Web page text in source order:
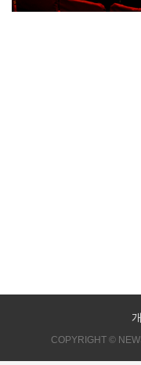
COPYRIGHT ©